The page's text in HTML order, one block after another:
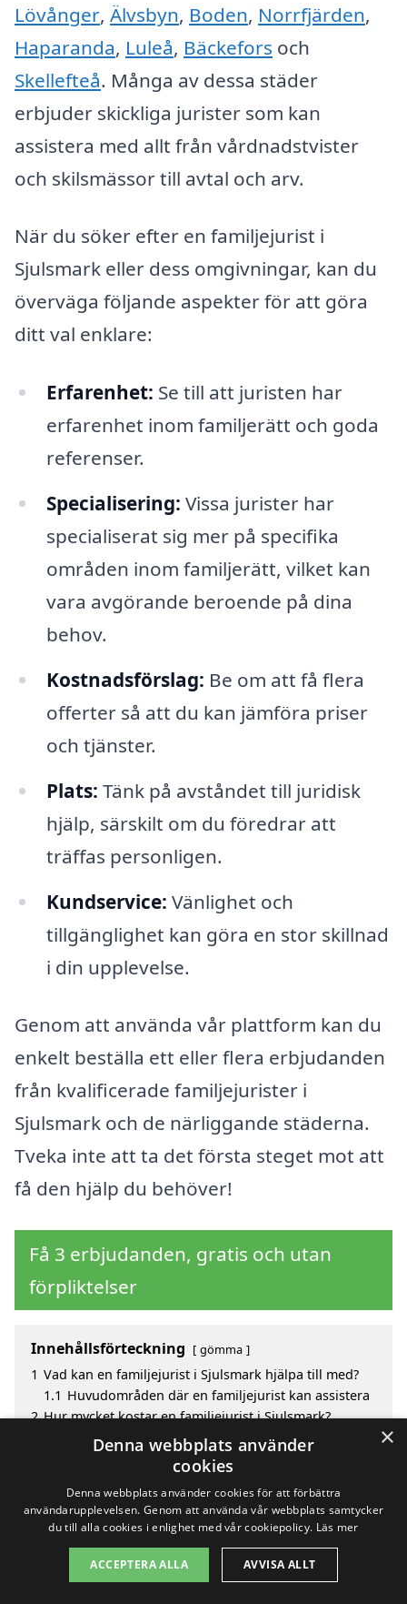
Lövånger, Älvsbyn, Boden, Norrfjärden,
Haparanda, Luleå, Bäckefors och
Skellefteå. Många av dessa städer
erbjuder skickliga jurister som kan
assistera med allt från vårdnadstvister
och skilsmässor till avtal och arv.
När du söker efter en familjejurist i
Sjulsmark eller dess omgivningar, kan du
överväga följande aspekter för att göra
ditt val enklare:
Erfarenhet: Se till att juristen har
erfarenhet inom familjerätt och goda
referenser.
Specialisering: Vissa jurister har
specialiserat sig mer på specifika
områden inom familjerätt, vilket kan
vara avgörande beroende på dina
behov.
Kostnadsförslag: Be om att få flera
offerter så att du kan jämföra priser
och tjänster.
Plats: Tänk på avståndet till juridisk
hjälp, särskilt om du föredrar att
träffas personligen.
Kundservice: Vänlighet och
tillgänglighet kan göra en stor skillnad
i din upplevelse.
Genom att använda vår plattform kan du
enkelt beställa ett eller flera erbjudanden
från kvalificerade familjejurister i
Sjulsmark och de närliggande städerna.
Tveka inte att ta det första steget mot att
få den hjälp du behöver!
Få 3 erbjudanden, gratis och utan
förpliktelser
Innehållsförteckning gömma
1 Vad kan en familjejurist i Sjulsmark hjälpa till med?
1.1 Huvudområden där en familjejurist kan assistera
2 Hur mycket kostar en familjejurist i Sjulsmark?
Fördelar med att välja familjejurist i Sjulsmark
Sök efter en skicklig familjejurist i de omgivande
Copyright 2026 - Pilanto Aps
Om / kontakt Blogg Webbplatskarta Villkor
×
Denna webbplats använder
cookies
Denna webbplats använder cookies för att förbättra
användarupplevelsen. Genom att använda vår webbplats samtycker
du till alla cookies i enlighet med vår cookiepolicy. Läs mer
ACCEPTERA ALLA AVVISA ALLT